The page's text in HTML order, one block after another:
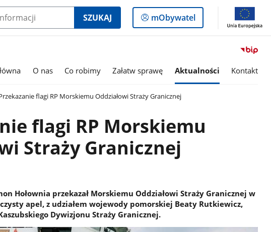
SZUKAJ
Logowanie
do
mObywatel
O nas Co robimy Załatw sprawę Aktualności Kontakt
flagi RP Morskiemu Oddziałowi Straży Granicznej
flagi RP Morskiemu
Straży Granicznej
Hołownia przekazał Morskiemu Oddziałowi Straży Granicznej w
apel, z udziałem wojewody pomorskiej Beaty Rutkiewicz,
Dywizjonu Straży Granicznej.